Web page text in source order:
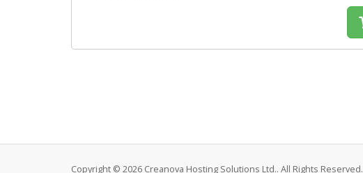
Copyright © 2026 Creanova Hosting Solutions Ltd.. All Rights Reserved.